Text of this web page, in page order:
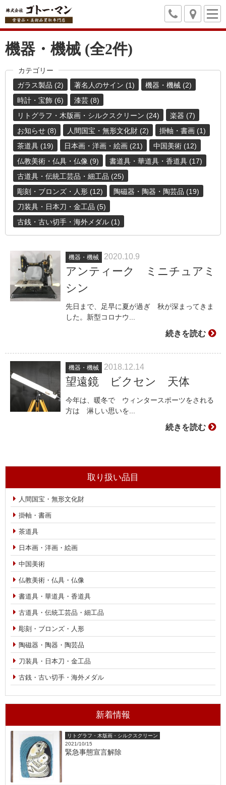
機器・機械 (全2件)
カテゴリー
ガラス製品 (2)
著名人のサイン (1)
機器・機械 (2)
時計・宝飾 (6)
漆芸 (8)
リトグラフ・木版画・シルクスクリーン (24)
楽器 (7)
お知らせ (8)
人間国宝・無形文化財 (2)
掛軸・書画 (1)
茶道具 (19)
日本画・洋画・絵画 (21)
中国美術 (12)
仏教美術・仏具・仏像 (9)
書道具・華道具・香道具 (17)
古道具・伝統工芸品・細工品 (25)
彫刻・ブロンズ・人形 (12)
陶磁器・陶器・陶芸品 (19)
刀装具・日本刀・金工品 (5)
古銭・古い切手・海外メダル (1)
機器・機械 2020.10.9
アンティーク ミニチュアミ
シン
先日まで、足早に夏が過ぎ 秋が深まってきま
した。新型コロナウ...
続きを読む
機器・機械 2018.12.14
望遠鏡 ビクセン 天体
今年は、暖冬で ウィンタースポーツをされる
方は 淋しい思いを...
続きを読む
取り扱い品目
人間国宝・無形文化財
掛軸・書画
茶道具
日本画・洋画・絵画
中国美術
仏教美術・仏具・仏像
書道具・華道具・香道具
古道具・伝統工芸品・細工品
彫刻・ブロンズ・人形
陶磁器・陶器・陶芸品
刀装具・日本刀・金工品
古銭・古い切手・海外メダル
新着情報
リトグラフ・木版画・シルクスクリーン
2021/10/15
緊急事態宣言解除